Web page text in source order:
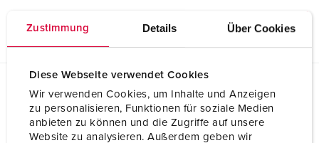
Zustimmung Details Über Cookies
Diese Webseite verwendet Cookies
Wir verwenden Cookies, um Inhalte und Anzeigen
zu personalisieren, Funktionen für soziale Medien
anbieten zu können und die Zugriffe auf unsere
Website zu analysieren. Außerdem geben wir
Planungsdaten & Downloads
Unterputzkombination für Strom- und Wasseranschluss aus
Edelstahl 18432